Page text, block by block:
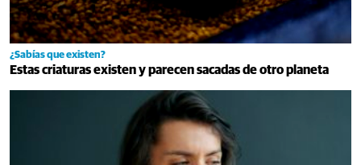
¿Sabías que existen?
Estas criaturas existen y parecen sacadas de otro planeta